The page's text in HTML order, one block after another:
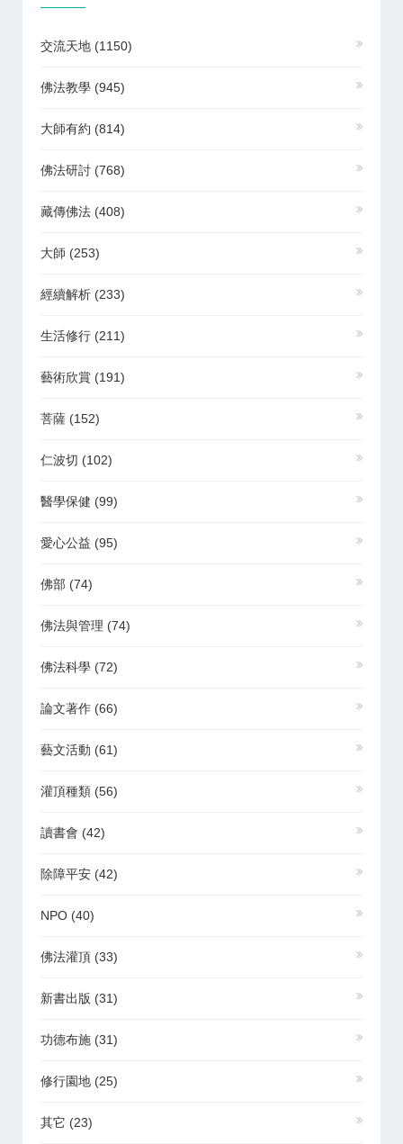
交流天地 (1150)
佛法教學 (945)
大師有約 (814)
佛法研討 (768)
藏傳佛法 (408)
大師 (253)
經續解析 (233)
生活修行 (211)
藝術欣賞 (191)
菩薩 (152)
仁波切 (102)
醫學保健 (99)
愛心公益 (95)
佛部 (74)
佛法與管理 (74)
佛法科學 (72)
論文著作 (66)
藝文活動 (61)
灌頂種類 (56)
讀書會 (42)
除障平安 (42)
NPO (40)
佛法灌頂 (33)
新書出版 (31)
功德布施 (31)
修行園地 (25)
其它 (23)